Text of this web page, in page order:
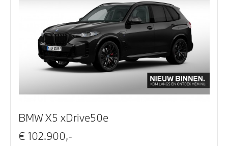
BMW X5 xDrive50e
€ 102.900,-